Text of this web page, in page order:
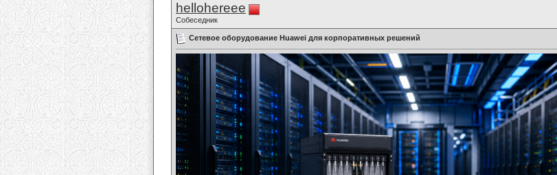
hellohereee
Собеседник
Сетевое оборудование Huawei для корпоративных решений